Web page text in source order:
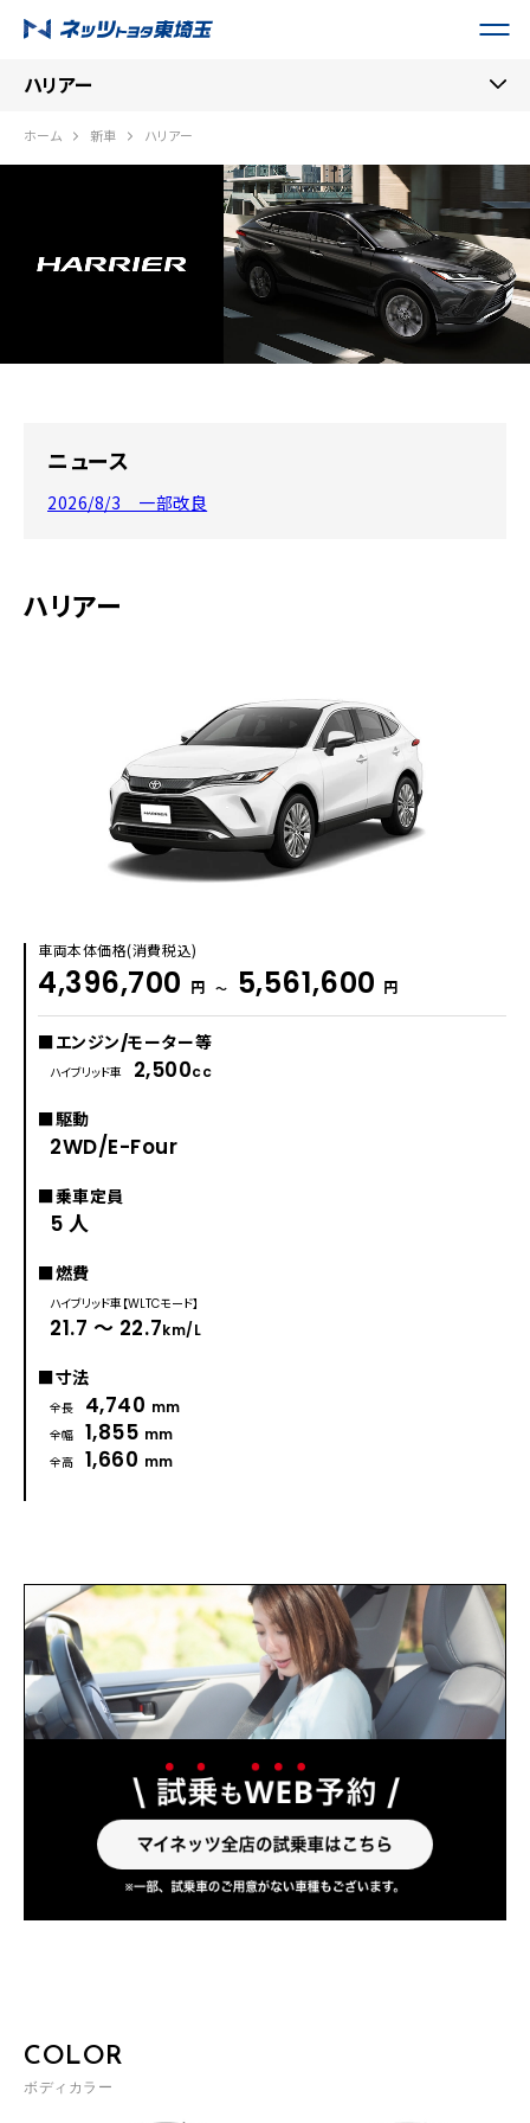
ハリアー
ホーム 新車 ハリアー
ニュース
2026/8/3 一部改良
ハリアー
車両本体価格(消費税込)
4,396,700 円 〜 5,561,600 円
■エンジン/モーター等
ハイブリッド車 2,500cc
■駆動
2WD/E-Four
■乗車定員
5 人
■燃費
ハイブリッド車【WLTCモード】
21.7 ～ 22.7km/L
■寸法
全長 4,740 mm
全幅 1,855 mm
全高 1,660 mm
COLOR
ボディカラー